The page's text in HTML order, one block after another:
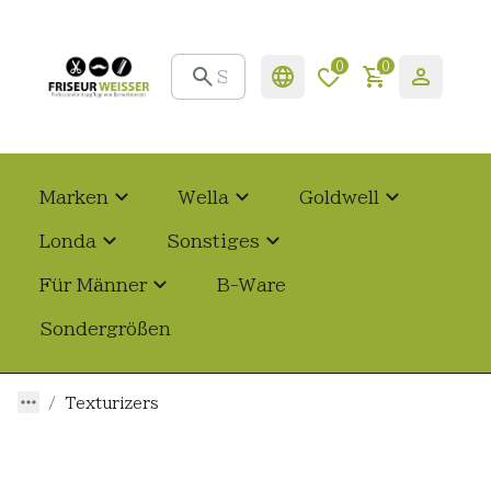
0 0
Marken Wella Goldwell
Londa Sonstiges
Für Männer B-Ware
Sondergrößen
Texturizers